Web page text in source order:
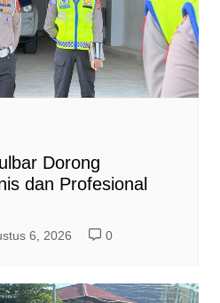
Dorong
dan Profesional
6, 2026 0